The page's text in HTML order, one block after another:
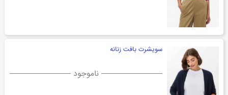
سویشرت بافت زنانه
ناموجود